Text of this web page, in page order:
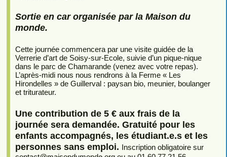
Sortie en car organisée par la Maison du
monde.
Cette journée commencera par une visite guidée de la
Verrerie d’art de Soisy-sur-Ecole, suivie d’un pique-nique
dans le parc de Chamarande (venez avec votre repas).
L’après-midi nous nous rendrons à la Ferme « Les
Hirondelles » de Guillerval : paysan bio, meunier, boulanger
et triturateur.
Une contribution de 5 € aux frais de la
journée sera demandée. Gratuité pour les
enfants accompagnés, les étudiant.e.s et les
personnes sans emploi. Inscription obligatoire sur